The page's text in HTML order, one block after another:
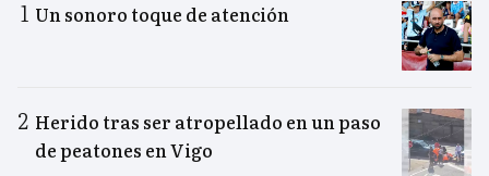
Un sonoro toque de atención
Herido tras ser atropellado en un paso
de peatones en Vigo